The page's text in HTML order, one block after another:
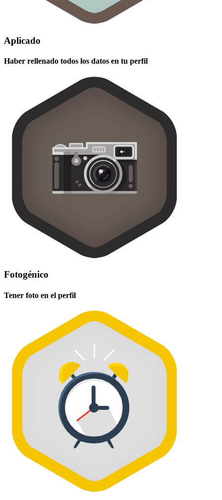
Aplicado
Haber rellenado todos los datos en tu perfil
Fotogénico
Tener foto en el perfil